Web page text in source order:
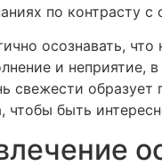
по контрасту
осознавать,
и неприятие,
свежести
чтобы быть